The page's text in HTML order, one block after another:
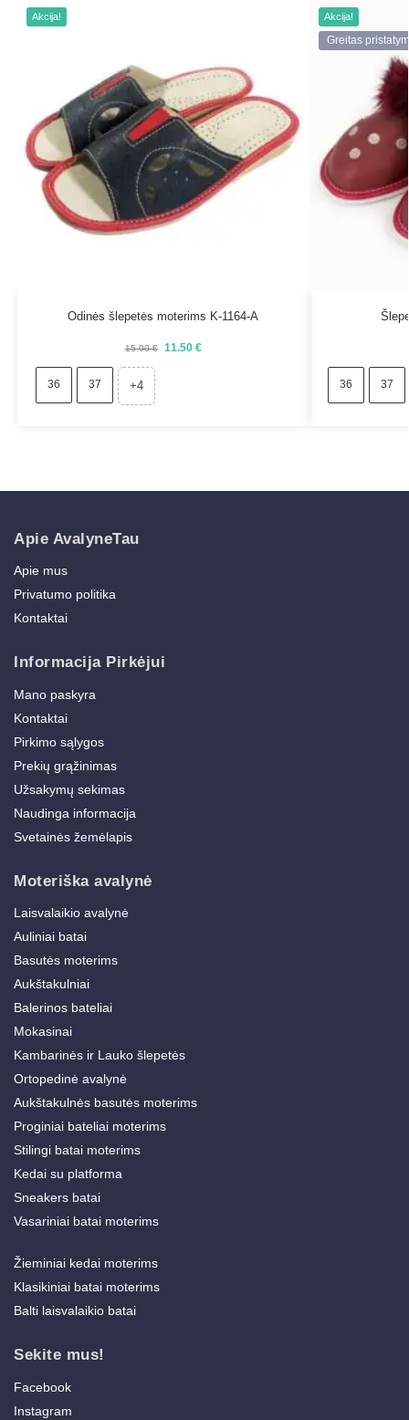
Akcija!
Odinės šlepetės moterims K-1164-A
15.00€ 11.50 €
36 37 +4
Akcija!
Greitas
36 37
Apie AvalyneTau
Apie mus
Privatumo politika
Kontaktai
Informacija Pirkėjui
Mano paskyra
Kontaktai
Pirkimo sąlygos
Prekių grąžinimas
Užsakymų sekimas
Naudinga informacija
Svetainės žemėlapis
Moteriška avalynė
Laisvalaikio avalynė
Auliniai batai
Basutės moterims
Aukštakulniai
Balerinos bateliai
Mokasinai
Kambarinės ir Lauko šlepetės
Ortopedinė avalynė
Aukštakulnės basutės moterims
Proginiai bateliai moterims
Stilingi batai moterims
Kedai su platforma
Sneakers batai
Vasariniai batai moterims
Žieminiai kedai moterims
Klasikiniai batai moterims
Balti laisvalaikio batai
Sekite mus!
Facebook
Instagram